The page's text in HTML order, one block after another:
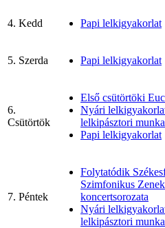
4. Kedd Papi lelkigyakorlat
5. Szerda Papi lelkigyakorlat
6.
Csütörtök
Első csütörtöki
Nyári
lelkipásztori
Papi lelkigyakorlat
7. Péntek
Folytatódik
Szimfonikus
koncertsorozata
Nyári
lelkipásztori